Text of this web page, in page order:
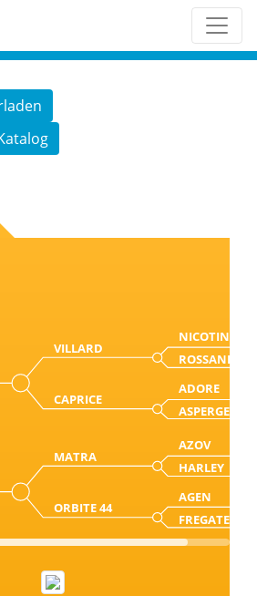
VILLARD
NICOTIN
ROSSANE
CAPRICE
ADORE
ASPERGE
MATRA
AZOV
HARLEY
ORBITE 44
AGEN
FREGATE